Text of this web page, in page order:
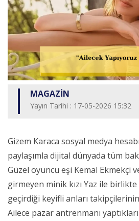
MAGAZİN
Yayın Tarihi : 17-05-2026 15:32
Gizem Karaca sosyal medya
paylaşımla dijital dünyada tüm
Güzel oyuncu eşi Kemal Ekmekçi
girmeyen minik kızı Yaz ile
geçirdiği keyifli anları
Ailece pazar antrenmanı